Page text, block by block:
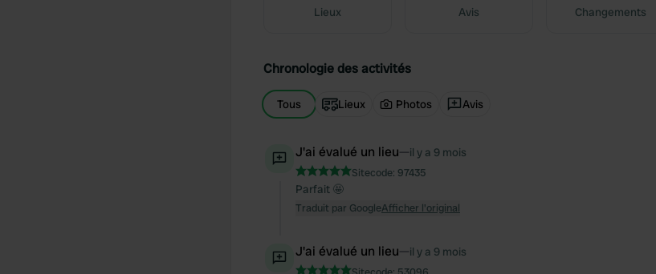
Lieux Avis Changements
Chronologie des activités
Tous Lieux Photos Avis
J'ai évalué un lieu—il y a 9 mois
Sitecode: 97435
Parfait 🤩
Traduit par GoogleAfficher l'original
J'ai évalué un lieu—il y a 9 mois